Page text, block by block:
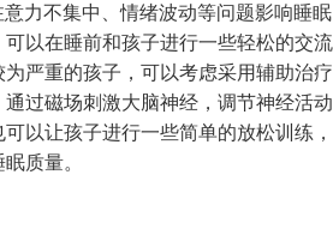
力不集中、情绪波动等问题影响睡
以在睡前和孩子进行一些轻松的交
严重的孩子，可以考虑采用辅助治
过磁场刺激大脑神经，调节神经活
以让孩子进行一些简单的放松训练
质量。